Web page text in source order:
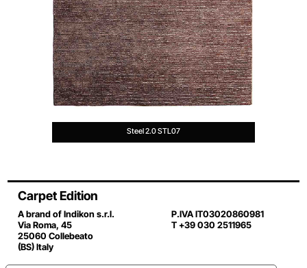
Steel 2.0 STL07
Carpet Edition
A brand of Indikon s.r.l.
Via Roma, 45
25060 Collebeato
(BS) Italy
P.IVA IT03020860981
T +39 030 2511965